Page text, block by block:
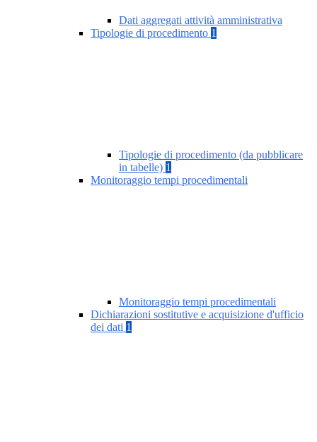
Dati aggregati attività amministrativa
Tipologie di procedimento 1
Tipologie di procedimento (da pubblicare
in tabelle) 1
Monitoraggio tempi procedimentali
Monitoraggio tempi procedimentali
Dichiarazioni sostitutive e acquisizione d'ufficio
dei dati 1